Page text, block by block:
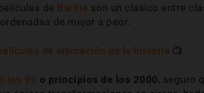
de Barbie son un clásico entre
de mejor a peor.
de animación de la historia 📺
los 90 o principios de los 2000, seguro